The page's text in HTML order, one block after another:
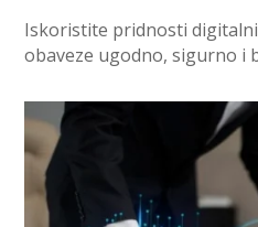
Iskoristite pridnosti
obaveze ugodno, sigurno i